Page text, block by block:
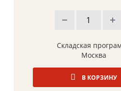
Складская
Москва
В КОРЗИНУ